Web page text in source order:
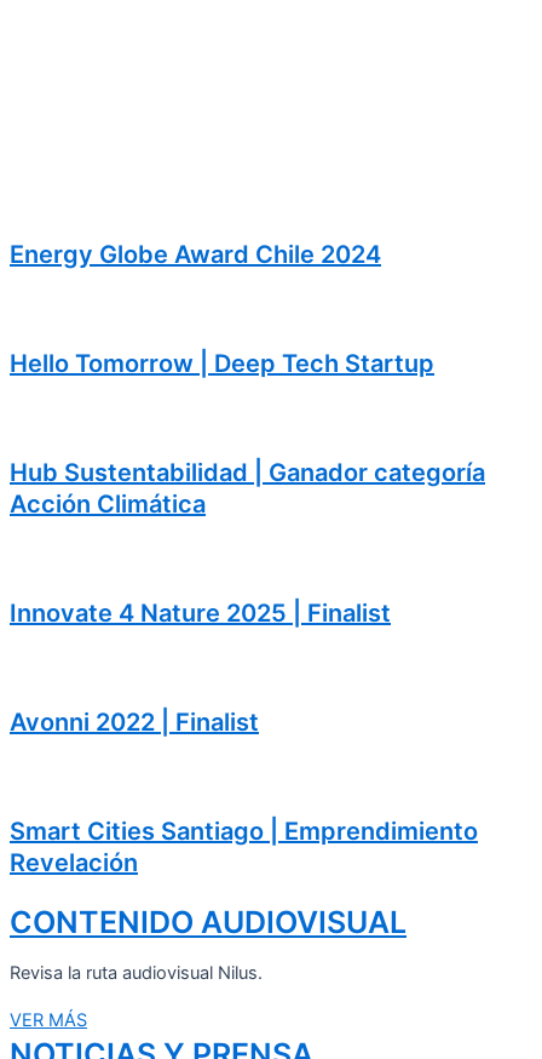
Energy Globe Award Chile 2024
Hello Tomorrow | Deep Tech Startup
Hub Sustentabilidad | Ganador categoría
Acción Climática
Innovate 4 Nature 2025 | Finalist
Avonni 2022 | Finalist
Smart Cities Santiago | Emprendimiento
Revelación
CONTENIDO AUDIOVISUAL
Revisa la ruta audiovisual Nilus.
VER MÁS